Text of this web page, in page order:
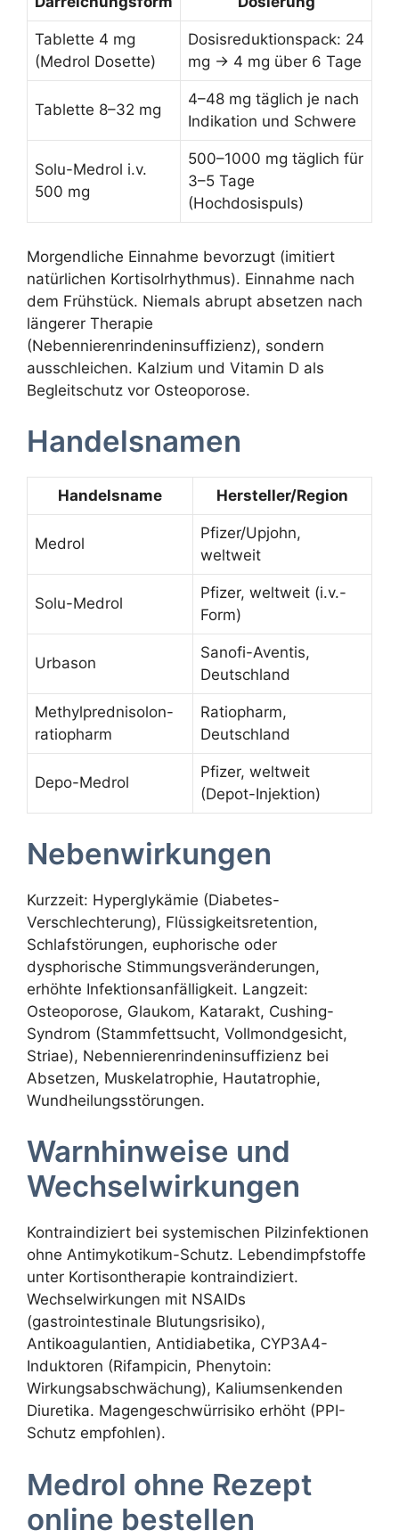
Tablette 4 mg
(Medrol Dosette)
Dosisreduktionspack: 24
mg → 4 mg über 6 Tage
Tablette 8–32 mg
4–48 mg täglich je nach
Indikation und Schwere
Solu-Medrol i.v.
500 mg
500–1000 mg täglich für
3–5 Tage
(Hochdosispuls)
Morgendliche Einnahme bevorzugt (imitiert
natürlichen Kortisolrhythmus). Einnahme nach
dem Frühstück. Niemals abrupt absetzen nach
längerer Therapie
(Nebennierenrindeninsuffizienz), sondern
ausschleichen. Kalzium und Vitamin D als
Begleitschutz vor Osteoporose.
Handelsnamen
Handelsname Hersteller/Region
Medrol
Pfizer/Upjohn,
weltweit
Solu-Medrol
Pfizer, weltweit (i.v.-
Form)
Urbason
Sanofi-Aventis,
Deutschland
Methylprednisolon-
ratiopharm
Ratiopharm,
Deutschland
Depo-Medrol
Pfizer, weltweit
(Depot-Injektion)
Nebenwirkungen
Kurzzeit: Hyperglykämie (Diabetes-
Verschlechterung), Flüssigkeitsretention,
Schlafstörungen, euphorische oder
dysphorische Stimmungsveränderungen,
erhöhte Infektionsanfälligkeit. Langzeit:
Osteoporose, Glaukom, Katarakt, Cushing-
Syndrom (Stammfettsucht, Vollmondgesicht,
Striae), Nebennierenrindeninsuffizienz bei
Absetzen, Muskelatrophie, Hautatrophie,
Wundheilungsstörungen.
Warnhinweise und
Wechselwirkungen
Kontraindiziert bei systemischen Pilzinfektionen
ohne Antimykotikum-Schutz. Lebendimpfstoffe
unter Kortisontherapie kontraindiziert.
Wechselwirkungen mit NSAIDs
(gastrointestinale Blutungsrisiko),
Antikoagulantien, Antidiabetika, CYP3A4-
Induktoren (Rifampicin, Phenytoin:
Wirkungsabschwächung), Kaliumsenkenden
Diuretika. Magengeschwürrisiko erhöht (PPI-
Schutz empfohlen).
Medrol ohne Rezept
online bestellen